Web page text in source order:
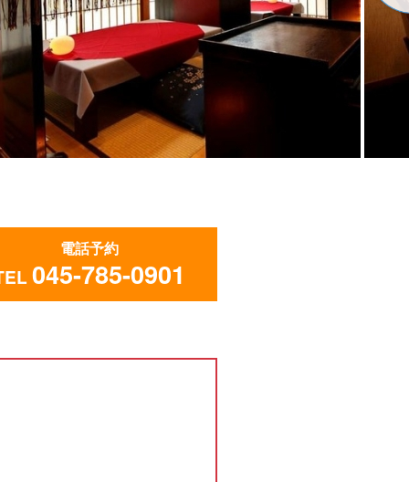
電話予約
045-785-0901